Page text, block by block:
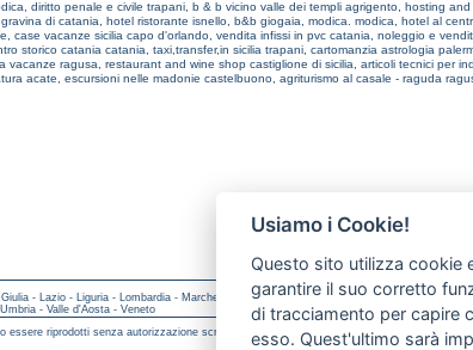
diritto penale e civile trapani, b & b vicino valle dei templi agrigento, hosting and
di catania, hotel ristorante isnello, b&b giogaia, modica. modica, hotel al
case vacanze sicilia capo d'orlando, vendita infissi in pvc catania, noleggio e
storico catania catania, taxi,transfer,in sicilia trapani, cartomanzia astrologia
vacanze ragusa, restaurant and wine shop castiglione di sicilia, articoli tecnici per
acate, escursioni nelle madonie castelbuono, agriturismo al casale - raguda
- Lazio - Liguria - Lombardia - Marche
Molise
Umbria- Valle d'Aosta- Veneto
riprodotti senza autorizzazione scritta.
Usiamo i Cookie!
Questo sito utilizza cookie
garantire il suo corretto
di tracciamento per capire
esso. Quest'ultimo sarà